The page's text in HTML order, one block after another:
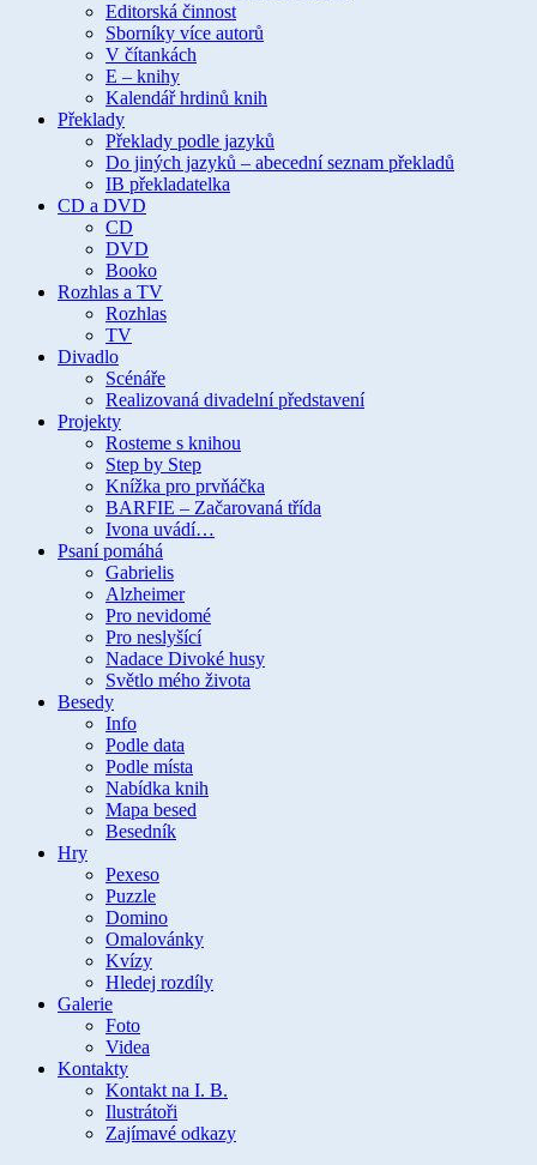
Editorská činnost
Sborníky více autorů
V čítankách
E – knihy
Kalendář hrdinů knih
Překlady
Překlady podle jazyků
Do jiných jazyků – abecední seznam překladů
IB překladatelka
CD a DVD
CD
DVD
Booko
Rozhlas a TV
Rozhlas
TV
Divadlo
Scénáře
Realizovaná divadelní představení
Projekty
Rosteme s knihou
Step by Step
Knížka pro prvňáčka
BARFIE – Začarovaná třída
Ivona uvádí…
Psaní pomáhá
Gabrielis
Alzheimer
Pro nevidomé
Pro neslyšící
Nadace Divoké husy
Světlo mého života
Besedy
Info
Podle data
Podle místa
Nabídka knih
Mapa besed
Besedník
Hry
Pexeso
Puzzle
Domino
Omalovánky
Kvízy
Hledej rozdíly
Galerie
Foto
Videa
Kontakty
Kontakt na I. B.
Ilustrátoři
Zajímavé odkazy